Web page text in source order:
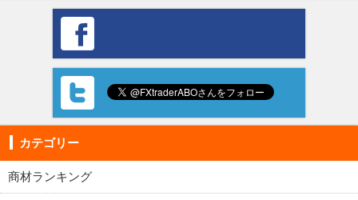
カテゴリー
商材ランキング